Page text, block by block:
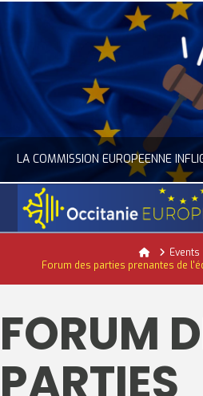
ACTUALITÉ DE L'UNION EUROPÉENNE, ACTUALITÉ DE LA
HomeEvents
Forum des parties prenantes de
FORUM
PARTIES